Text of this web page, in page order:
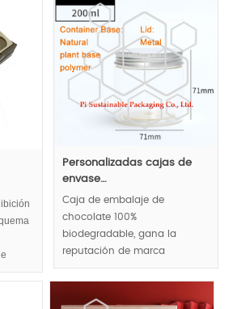
las cajas de empaquetado
cosmético. Forma de pirámide
mejorar dramáticamente
capacidad de marketing.
y
y
Personalizadas cajas de
envase…
Caja de embalaje de
chocolate 100%
biodegradable, gana la
reputación de marca
responsable de protección
de materiales de polímeros a